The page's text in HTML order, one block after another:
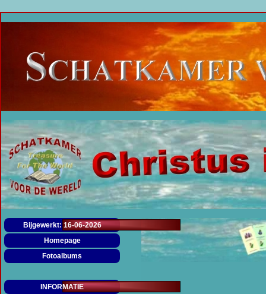
Menu overslaan
Bijgewerkt: 16-06-2026
Homepage
Fotoalbums
INFORMATIE